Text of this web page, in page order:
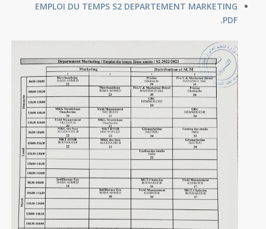
EMPLOI DU TEMPS S2 DEPARTEMENT MARKETING
.PDF